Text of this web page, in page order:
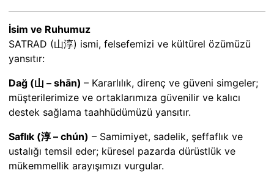
İsim ve Ruhumuz
SATRAD (山淳) ismi, felsefemizi ve kültürel özümüzü
yansıtır:
Dağ (山 – shān)– Kararlılık, direnç ve güveni simgeler;
müşterilerimize ve ortaklarımıza güvenilir ve kalıcı
destek sağlama taahhüdümüzü yansıtır.
Saflık (淳 – chún) – Samimiyet, sadelik, şeffaflık ve
ustalığı temsil eder; küresel pazarda dürüstlük ve
mükemmellik arayışımızı vurgular.